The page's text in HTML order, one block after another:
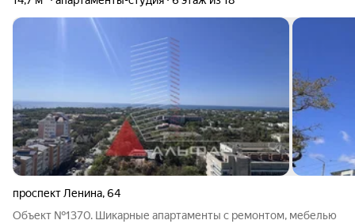
проспект Ленина,64
Объект №1370. Шикарные апартаменты с ремонтом, мебелью